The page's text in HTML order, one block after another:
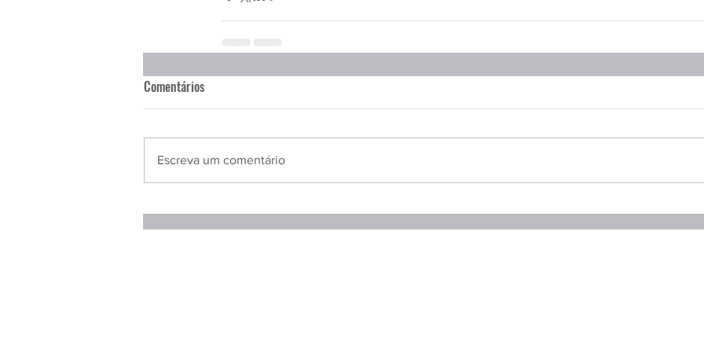
Comentários
Escreva um comentário